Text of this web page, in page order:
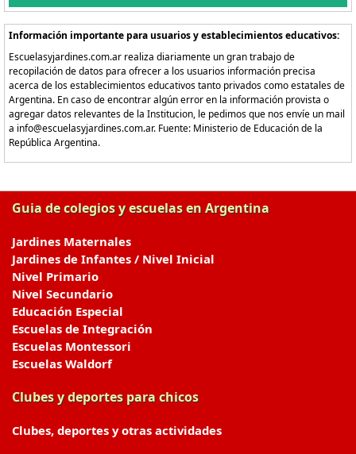
Información importante para usuarios y establecimientos educativos:
Escuelasyjardines.com.ar realiza diariamente un gran trabajo de
recopilación de datos para ofrecer a los usuarios información precisa
acerca de los establecimientos educativos tanto privados como estatales de
Argentina. En caso de encontrar algún error en la información provista o
agregar datos relevantes de la Institucion, le pedimos que nos envíe un mail
a info@escuelasyjardines.com.ar. Fuente: Ministerio de Educación de la
República Argentina.
Guia de colegios y escuelas en Argentina
Jardines Maternales
Jardines de Infantes / Nivel Inicial
Nivel Primario
Nivel Secundario
Educación Especial
Escuelas de Integración
Escuelas Montessori
Escuelas Waldorf
Clubes y deportes para chicos
Clubes, deportes y otras actividades